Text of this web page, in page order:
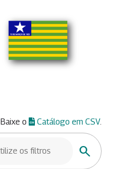
Baixe o Catálogo em CSV.
Buscar